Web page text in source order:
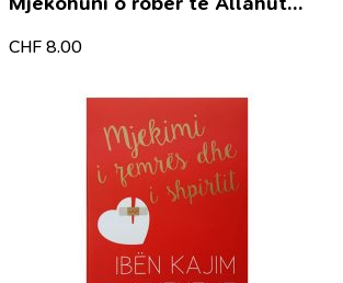
CHF 8.00